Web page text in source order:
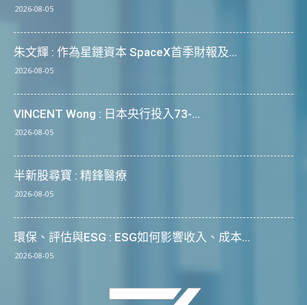
2026-08-05
朱文輝 : 作為星鏈資本 SpaceX首季財報及...
2026-08-05
VINCENT Wong : 日本央行投入73-...
2026-08-05
半新股尋寶 : 精鋒醫療
2026-08-05
環保、評估與ESG : ESG如何影響收入、成本...
2026-08-05